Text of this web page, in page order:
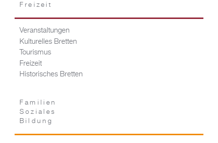
Freizeit
Veranstaltungen
Kulturelles Bretten
Tourismus
Freizeit
Historisches Bretten
Familien
Soziales
Bildung